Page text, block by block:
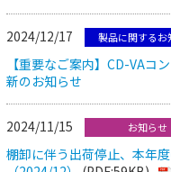
2024/12/17 製品に関するお
【重要なご案内】CD-VAコ
新のお知らせ
2024/11/15 お知らせ
棚卸に伴う出荷停止、本年